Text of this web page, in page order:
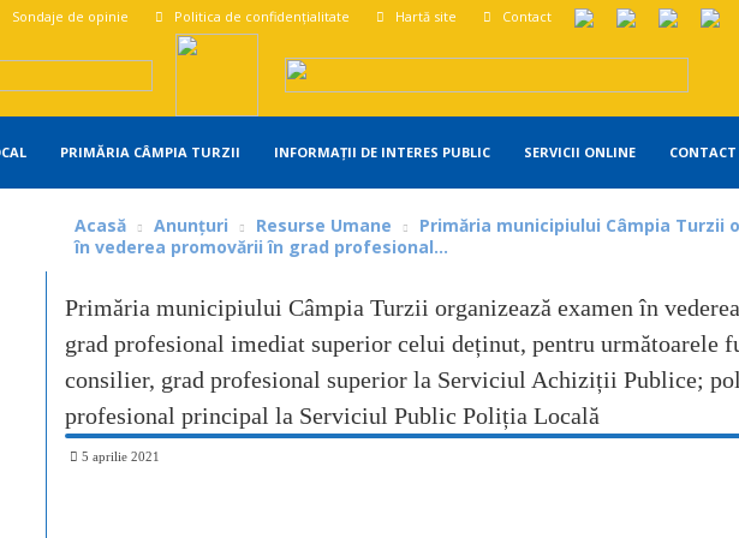
Sondaje de opinie Politica de confidențialitate Hartă site Contact
PRIMĂRIA CÂMPIA TURZII INFORMAȚII DE INTERES PUBLIC SERVICII ONLINE CONTACT
Acasă Anunțuri Resurse Umane
Primăria municipiului Câmpia Turzii
în vederea promovării în grad profesional...
Primăria municipiului Câmpia Turzii organizează examen în
grad profesional imediat superior celui deținut, pentru următoarele
consilier, grad profesional superior la Serviciul Achiziții Publice;
profesional principal la Serviciul Public Poliția Locală
5 aprilie 2021